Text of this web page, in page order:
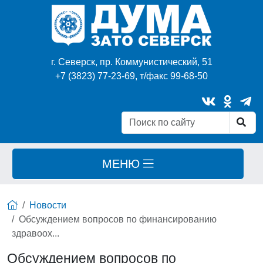
г. Северск, пр. Коммунистический, 51
+7 (3823) 77-23-69, т/факс 99-68-50
МЕНЮ
Новости
Обсуждением вопросов по финансированию
здравоох...
Обсуждением вопросов по